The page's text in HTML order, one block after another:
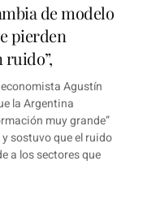
de modelo
pierden
ruido”,
Agustín
la Argentina
muy grande”
sostuvo que el ruido
a los sectores que